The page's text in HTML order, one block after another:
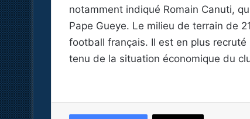
notamment indiqué Romain Canuti,
Pape Gueye. Le milieu de terrain de
football français. Il est en plus recruté
tenu de la situation économique du